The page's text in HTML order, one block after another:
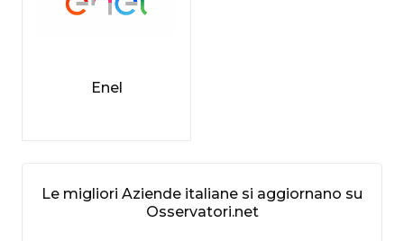
Le migliori Aziende italiane si aggiornano su
Osservatori.net
Enel